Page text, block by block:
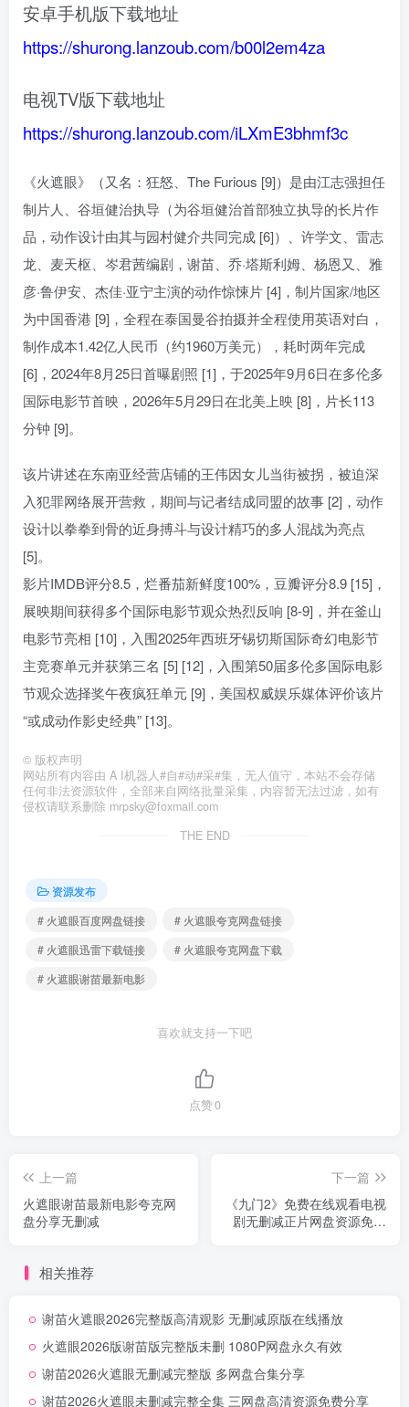
安卓手机版下载地址
https://shurong.lanzoub.com/b00l2em4za
电视TV版下载地址
https://shurong.lanzoub.com/iLXmE3bhmf3c
《火遮眼》（又名：狂怒、The Furious [9]）是由江志强担任
制片人、谷垣健治执导（为谷垣健治首部独立执导的长片作
品，动作设计由其与园村健介共同完成 [6]）、许学文、雷志
龙、麦天枢、岑君茜编剧，谢苗、乔·塔斯利姆、杨恩又、雅
彦·鲁伊安、杰佳·亚宁主演的动作惊悚片 [4]，制片国家/地区
为中国香港 [9]，全程在泰国曼谷拍摄并全程使用英语对白，
制作成本1.42亿人民币（约1960万美元），耗时两年完成
[6]，2024年8月25日首曝剧照 [1]，于2025年9月6日在多伦多
国际电影节首映，2026年5月29日在北美上映 [8]，片长113
分钟 [9]。
该片讲述在东南亚经营店铺的王伟因女儿当街被拐，被迫深
入犯罪网络展开营救，期间与记者结成同盟的故事 [2]，动作
设计以拳拳到骨的近身搏斗与设计精巧的多人混战为亮点
[5]。
影片IMDB评分8.5，烂番茄新鲜度100%，豆瓣评分8.9 [15]，
展映期间获得多个国际电影节观众热烈反响 [8-9]，并在釜山
电影节亮相 [10]，入围2025年西班牙锡切斯国际奇幻电影节
主竞赛单元并获第三名 [5] [12]，入围第50届多伦多国际电影
节观众选择奖午夜疯狂单元 [9]，美国权威娱乐媒体评价该片
“或成动作影史经典” [13]。
© 版权声明
网站所有内容由 A I机器人#自#动#采#集，无人值守，本站不会存储
任何非法资源软件，全部来自网络批量采集，内容暂无法过滤，如有
侵权请联系删除 mrpsky@foxmail.com
THE END
资源发布
# 火遮眼百度网盘链接
# 火遮眼夸克网盘链接
# 火遮眼迅雷下载链接
# 火遮眼夸克网盘下载
# 火遮眼谢苗最新电影
喜欢就支持一下吧
点赞0
上一篇
火遮眼谢苗最新电影夸克网
盘分享无删减
下一篇
《九门2》免费在线观看电视
剧无删减正片网盘资源免费
相关推荐
谢苗火遮眼2026完整版高清观影 无删减原版在线播放
火遮眼2026版谢苗版完整版未删 1080P网盘永久有效
谢苗2026火遮眼无删减完整版 多网盘合集分享
谢苗2026火遮眼未删减完整全集 三网盘高清资源免费分享